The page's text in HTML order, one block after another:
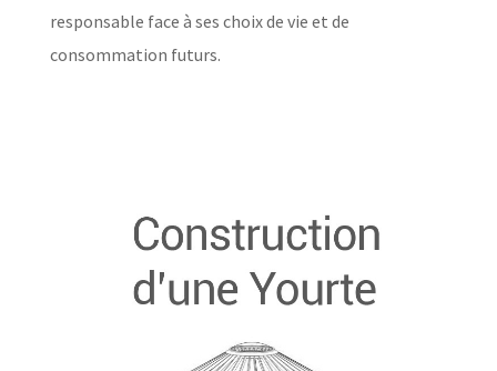
responsable face à ses choix de vie et de
consommation futurs.